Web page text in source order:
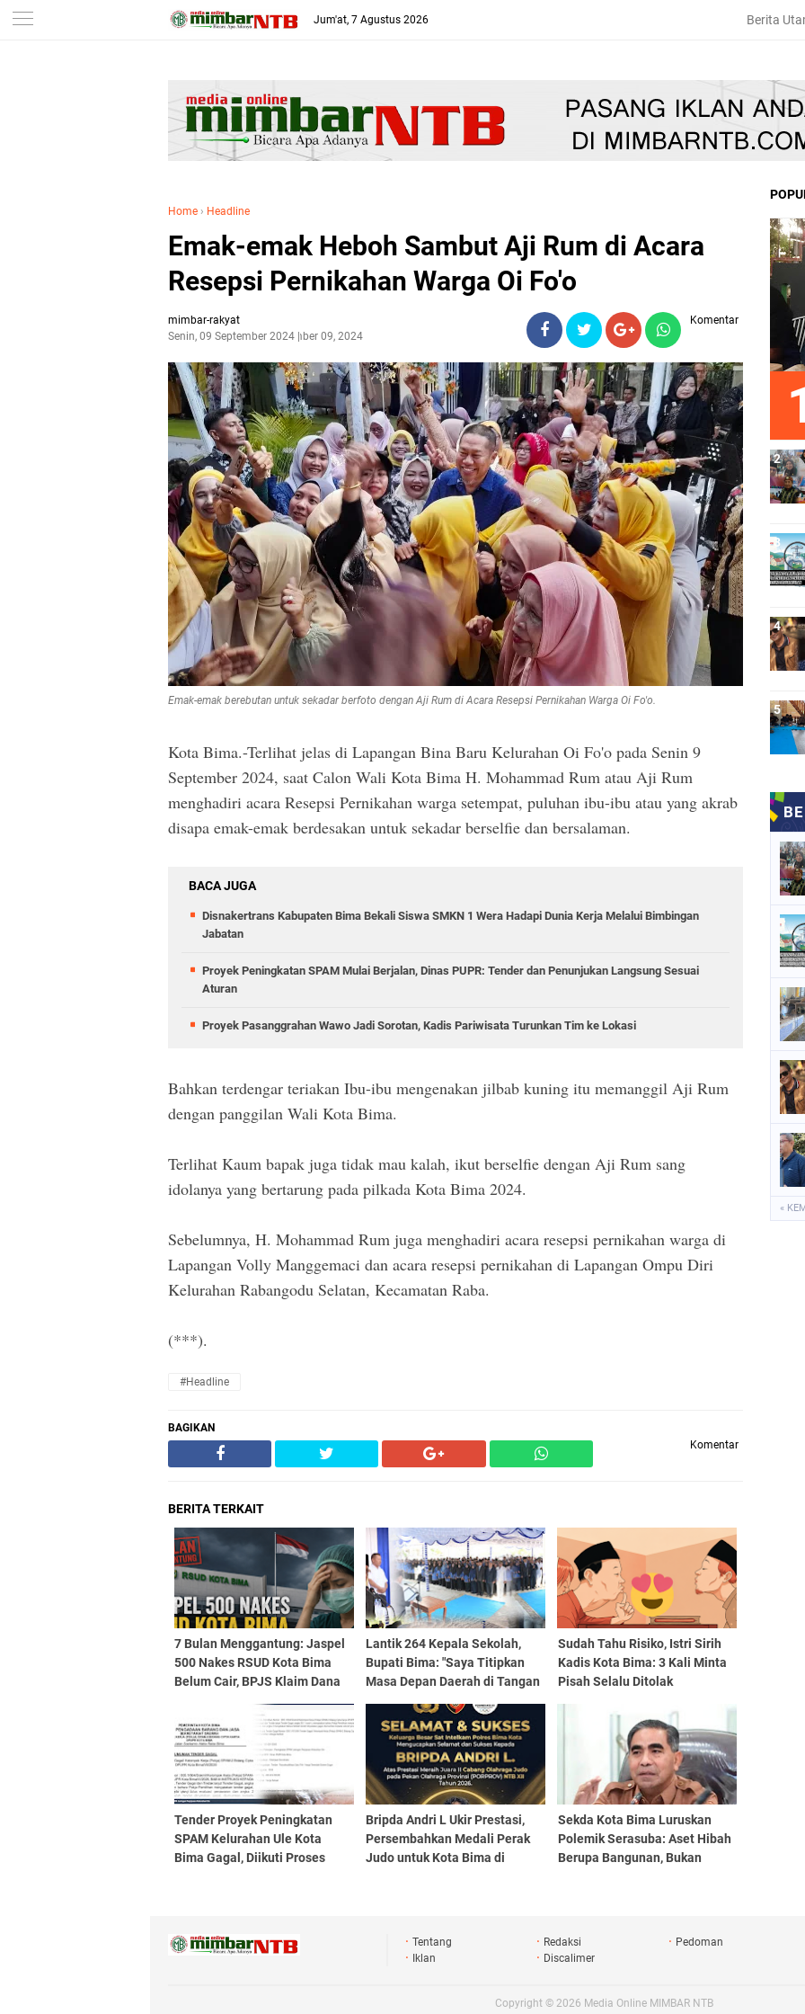
-->
Jum'at, 7 Agustus 2026 Berita
Home › Headline
Emak-emak Heboh Sambut Aji Rum di Acara
Resepsi Pernikahan Warga Oi Fo'o
mimbar-rakyat
Senin, 09 September 2024September 09, 2024
Komentar
Emak-emak berebutan untuk sekadar berfoto dengan Aji Rum di Acara Resepsi Pernikahan Warga Oi Fo'o.
Kota Bima.-Terlihat jelas di Lapangan Bina Baru Kelurahan Oi Fo'o pada Senin 9
September 2024, saat Calon Wali Kota Bima H. Mohammad Rum atau Aji Rum
menghadiri acara Resepsi Pernikahan warga setempat, puluhan ibu-ibu atau yang akrab
disapa emak-emak berdesakan untuk sekadar berselfie dan bersalaman.
BACA JUGA
Disnakertrans Kabupaten Bima Bekali Siswa SMKN 1 Wera Hadapi Dunia Kerja Melalui Bimbingan
Jabatan
Proyek Peningkatan SPAM Mulai Berjalan, Dinas PUPR: Tender dan Penunjukan Langsung Sesuai
Aturan
Proyek Pasanggrahan Wawo Jadi Sorotan, Kadis Pariwisata Turunkan Tim ke Lokasi
Bahkan terdengar teriakan Ibu-ibu mengenakan jilbab kuning itu memanggil Aji Rum
dengan panggilan Wali Kota Bima.
Terlihat Kaum bapak juga tidak mau kalah, ikut berselfie dengan Aji Rum sang
idolanya yang bertarung pada pilkada Kota Bima 2024.
Sebelumnya, H. Mohammad Rum juga menghadiri acara resepsi pernikahan warga di
Lapangan Volly Manggemaci dan acara resepsi pernikahan di Lapangan Ompu Diri
Kelurahan Rabangodu Selatan, Kecamatan Raba.
(***).
#Headline
BAGIKAN
Komentar
BERITA TERKAIT
7 Bulan Menggantung: Jaspel
500 Nakes RSUD Kota Bima
Belum Cair, BPJS Klaim Dana
Lantik 264 Kepala Sekolah,
Bupati Bima: "Saya Titipkan
Masa Depan Daerah di Tangan
Sudah Tahu Risiko, Istri Sirih
Kadis Kota Bima: 3 Kali Minta
Pisah Selalu Ditolak
Tender Proyek Peningkatan
SPAM Kelurahan Ule Kota
Bima Gagal, Diikuti Proses
Bripda Andri L Ukir Prestasi,
Persembahkan Medali Perak
Judo untuk Kota Bima di
Sekda Kota Bima Luruskan
Polemik Serasuba: Aset Hibah
Berupa Bangunan, Bukan
«
Tentang Redaksi
Pedoman
Iklan
Discalimer
Copyright © 2026 Media Online MIMBAR NTB